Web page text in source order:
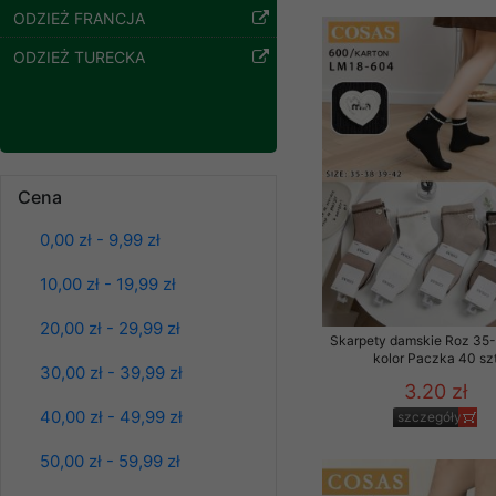
ODZIEŻ FRANCJA
ODZIEŻ TURECKA
Cena
0,00 zł - 9,99 zł
10,00 zł - 19,99 zł
20,00 zł - 29,99 zł
30,00 zł - 39,99 zł
40,00 zł - 49,99 zł
50,00 zł - 59,99 zł
Kurtki damskie
szczegóły
Skarpety damskie Roz
kolor Paczka 40
3.20 zł
szczegóły
Klientów zezwolenia
ochronie danych
serwerach
pracownicy Sklepu.
Każdy Klient, który
ich weryfikacji,
Sklep nie przekazuje,
chyba że dzieje się
prawa organów
Nasz Sklep
przez nasz serwer i
jego indywidualnych
opcję przyjmowania
Klienta przechowują
• ostatnio